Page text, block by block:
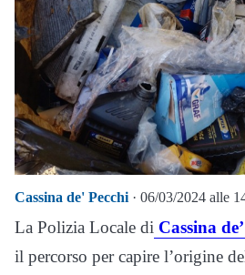
Cassina de' Pecchi · 06/03/2024 alle
La Polizia Locale di Cassina
il percorso per capire l’origine